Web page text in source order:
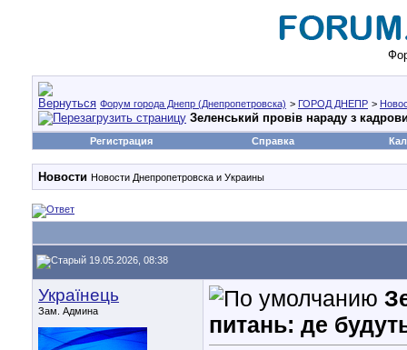
Форум города Днепр (Днепропетровска) > ГОРОД ДНЕПР >
Зеленський провів нараду з
Регистрация Справка
Новости Новости Днепропетровска и Украины
19.05.2026, 08:38
Українець
Зам. Админа
питань: де